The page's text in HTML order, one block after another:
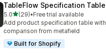
TableFlow Specification Table
5.0별 5개 중
(29)
총 리뷰 29개
•Free trial available
Add product specification table with
comparison from metafield
Built for Shopify